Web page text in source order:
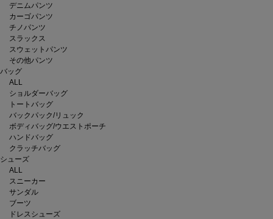
デニムパンツ
カーゴパンツ
チノパンツ
スラックス
スウェットパンツ
その他パンツ
バッグ
ALL
ショルダーバッグ
トートバッグ
バックパック/リュック
ボディバッグ/ウエストポーチ
ハンドバッグ
クラッチバッグ
シューズ
ALL
スニーカー
サンダル
ブーツ
ドレスシューズ